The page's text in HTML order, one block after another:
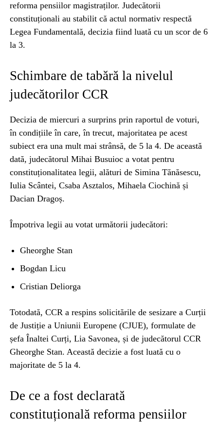
reforma pensiilor magistraților. Judecătorii
constituționali au stabilit că actul normativ respectă
Legea Fundamentală, decizia fiind luată cu un scor de 6
la 3.
Schimbare de tabără la nivelul
judecătorilor CCR
Decizia de miercuri a surprins prin raportul de voturi,
în condițiile în care, în trecut, majoritatea pe acest
subiect era una mult mai strânsă, de 5 la 4. De această
dată, judecătorul Mihai Busuioc a votat pentru
constituționalitatea legii, alături de Simina Tănăsescu,
Iulia Scântei, Csaba Asztalos, Mihaela Ciochină și
Dacian Dragoș.
Împotriva legii au votat următorii judecători:
Gheorghe Stan
Bogdan Licu
Cristian Deliorga
Totodată, CCR a respins solicitările de sesizare a Curții
de Justiție a Uniunii Europene (CJUE), formulate de
șefa Înaltei Curți, Lia Savonea, și de judecătorul CCR
Gheorghe Stan. Această decizie a fost luată cu o
majoritate de 5 la 4.
De ce a fost declarată
constituțională reforma pensiilor